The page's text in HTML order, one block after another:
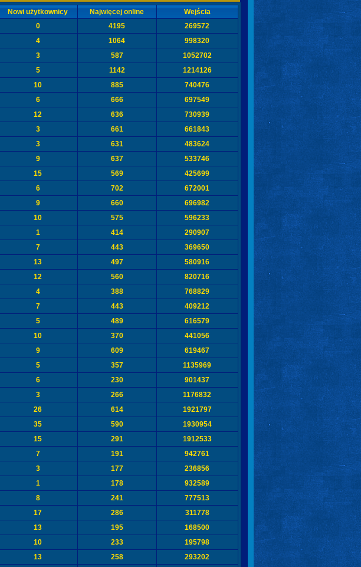
Nowi użytkownicy Najwięcej online
Wejścia
0 4195
269572
4 1064
998320
3 587
1052702
5 1142
1214126
10 885
740476
6 666
697549
12 636
730939
3 661
661843
3 631
483624
9 637
533746
15 569
425699
6 702
672001
9 660
696982
10 575
596233
1 414
290907
7 443
369650
13 497
580916
12 560
820716
4 388
768829
7 443
409212
5 489
616579
10 370
441056
9 609
619467
5 357
1135969
6 230
901437
3 266
1176832
26 614
1921797
35 590
1930954
15 291
1912533
7 191
942761
3 177
236856
1 178
932589
8 241
777513
17 286
311778
13 195
168500
10 233
195798
13 258
293202